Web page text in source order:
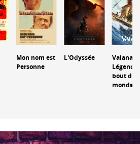
Mon nom est
Personne
L'Odyssée
Vaiana :
Légende
bout du
monde